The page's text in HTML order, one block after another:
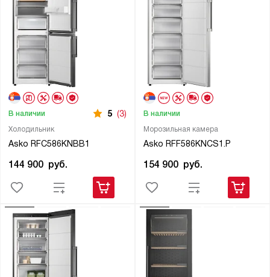
Холодильник
Asko RFC586KNBB1
В наличии 5 (3)
144 900 руб.
Морозильная камера
Asko RFF586KNCS1.P
В наличии
154 900 руб.